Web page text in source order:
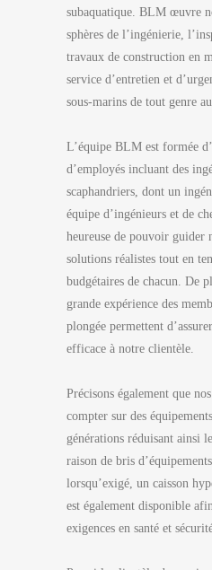
subaquatique. BLM œuvre
sphères de l’ingénierie,
travaux de construction en
service d’entretien et
sous-marins de tout genre
L’équipe BLM est formée
d’employés incluant des
scaphandriers, dont un
équipe d’ingénieurs et de
heureuse de pouvoir guider
solutions réalistes tout en
budgétaires de chacun. De
grande expérience des
plongée permettent
efficace à notre clientèle.
Précisons également que
compter sur des
générations réduisant ainsi
raison de bris
lorsqu’exigé, un caisson
est également disponible
exigences en santé et